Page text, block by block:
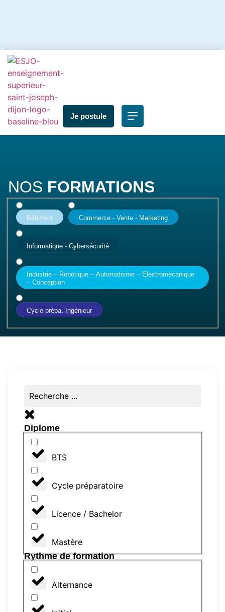
Je postule
NOS FORMATIONS
Bâtiment Commerce - Vente - Marketing
Informatique - Cybersécurité
Industrie – Robotique – Automatisme – Electromécanique
– Conception
Cycle prépa. Ingénieur
Diplome
BTS
Cycle préparatoire
Licence / Bachelor
Mastère
Rythme de formation
Alternance